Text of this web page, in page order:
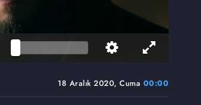
18 Aralık 2020, Cuma 00:00